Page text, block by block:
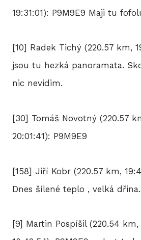
19:31:01): P9M9E9 Maji tu
[10] Radek Tichý (220.57 km,
jsou tu hezká panoramata.
nic nevidim.
[30] Tomáš Novotný (220.57
20:01:41): P9M9E9
[158] Jiří Kobr (220.57 km,
Dnes šílené teplo , velká dřina.
[9] Martin Pospíšil (220.54 km,